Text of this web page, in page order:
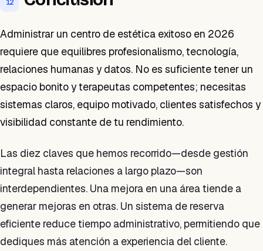
Administrar un centro de estética exitoso en 2026
requiere que equilibres profesionalismo, tecnología,
relaciones humanas y datos. No es suficiente tener un
espacio bonito y terapeutas competentes; necesitas
sistemas claros, equipo motivado, clientes satisfechos y
visibilidad constante de tu rendimiento.
Las diez claves que hemos recorrido—desde gestión
integral hasta relaciones a largo plazo—son
interdependientes. Una mejora en una área tiende a
generar mejoras en otras. Un sistema de reserva
eficiente reduce tiempo administrativo, permitiendo que
dediques más atención a experiencia del cliente.